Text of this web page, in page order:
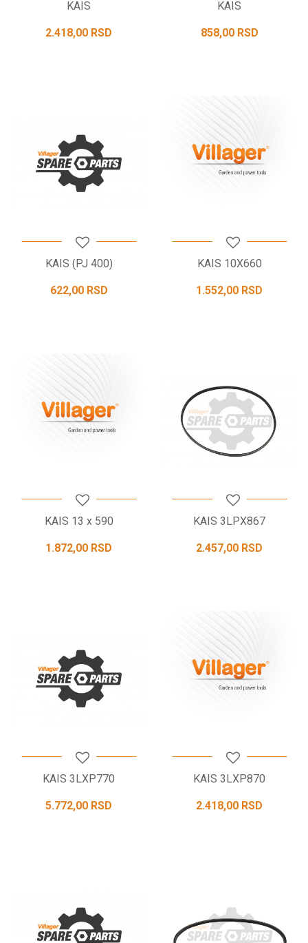
KAIS
2.418,00 RSD
KAIS
858,00 RSD
KAIS (PJ 400)
622,00 RSD
KAIS 10X660
1.552,00 RSD
KAIS 13 x 590
1.872,00 RSD
KAIS 3LPX867
2.457,00 RSD
KAIS 3LXP770
5.772,00 RSD
KAIS 3LXP870
2.418,00 RSD